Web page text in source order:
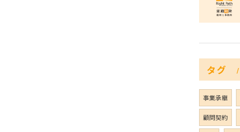
タグ
事業承継
顧問契約